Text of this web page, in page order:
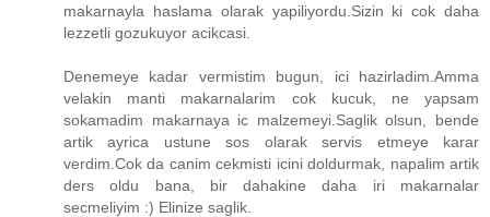
makarnayla haslama olarak yapiliyordu.Sizin ki cok daha
lezzetli gozukuyor acikcasi.
Denemeye kadar vermistim bugun, ici hazirladim.Amma
velakin manti makarnalarim cok kucuk, ne yapsam
sokamadim makarnaya ic malzemeyi.Saglik olsun, bende
artik ayrica ustune sos olarak servis etmeye karar
verdim.Cok da canim cekmisti icini doldurmak, napalim artik
ders oldu bana, bir dahakine daha iri makarnalar
secmeliyim :) Elinize saglik.